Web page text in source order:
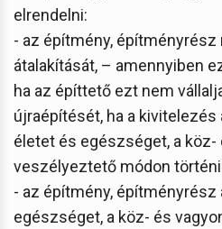
elrendelni:
- az építmény,
átalakítását, – amennyiben
ha az építtető ezt nem
újraépítését, ha a kivitelezés
életet és egészséget, a
veszélyeztető módon
- az építmény, építményrész
egészséget, a köz- és